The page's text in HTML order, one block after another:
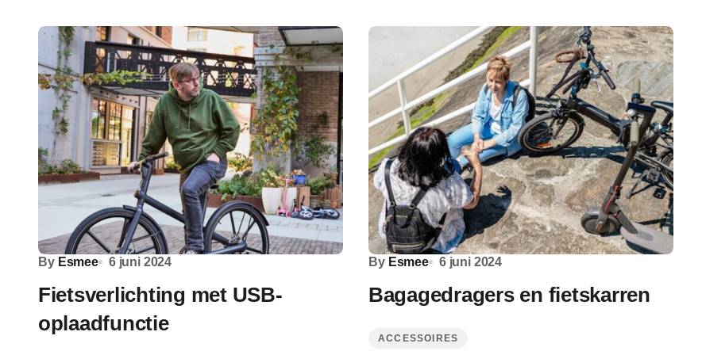
By Esmee 6 juni 2024
Fietsverlichting met USB-
oplaadfunctie
By Esmee 6 juni 2024
Bagagedragers en fietskarren
ACCESSOIRES